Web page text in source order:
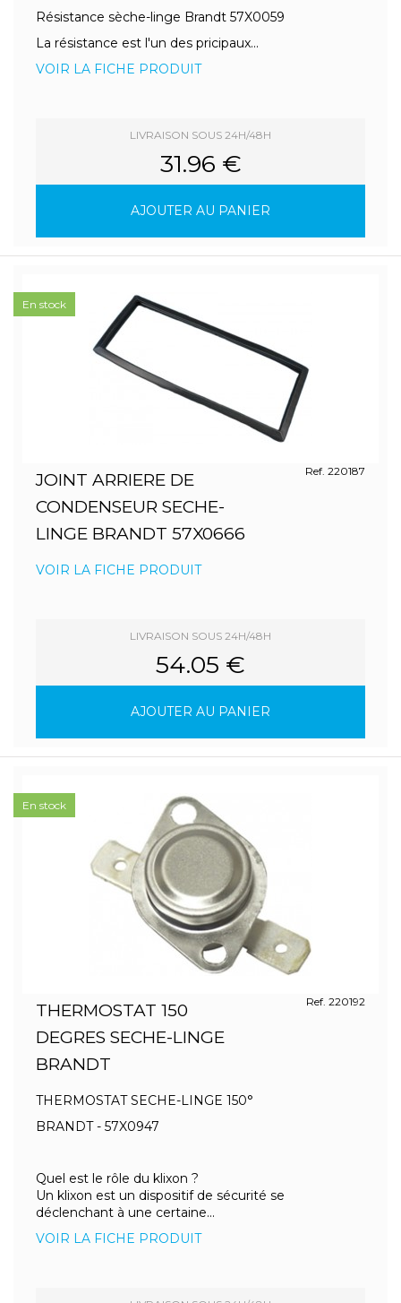
Résistance sèche-linge Brandt 57X0059
La résistance est l'un des pricipaux...
VOIR LA FICHE PRODUIT
LIVRAISON SOUS 24H/48H
31.96 €
AJOUTER AU PANIER
JOINT ARRIERE DE
CONDENSEUR SECHE-
LINGE BRANDT 57X0666
Ref. 220187
VOIR LA FICHE PRODUIT
LIVRAISON SOUS 24H/48H
54.05 €
AJOUTER AU PANIER
En stock
THERMOSTAT 150
DEGRES SECHE-LINGE
BRANDT
Ref. 220192
THERMOSTAT SECHE-LINGE 150°
BRANDT - 57X0947
Quel est le rôle du klixon ?
Un klixon est un dispositif de sécurité se
déclenchant à une certaine...
VOIR LA FICHE PRODUIT
En stock